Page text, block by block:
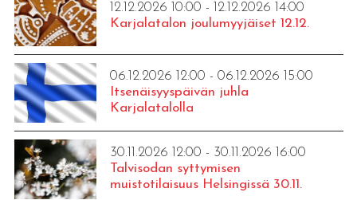
12.12.2026 10:00 - 12.12.2026 14:00
Karjalatalon joulumyyjäiset 12.12.
06.12.2026 12:00 - 06.12.2026 15:00
Itsenäisyyspäivän juhla
Karjalatalolla
30.11.2026 12:00 - 30.11.2026 16:00
Talvisodan syttymisen
muistotilaisuus Helsingissä 30.11.